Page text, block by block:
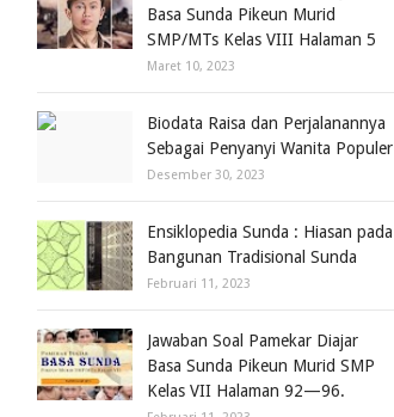
Basa Sunda Pikeun Murid
SMP/MTs Kelas VIII Halaman 5
Maret 10, 2023
Biodata Raisa dan Perjalanannya
Sebagai Penyanyi Wanita Populer
Desember 30, 2023
Ensiklopedia Sunda : Hiasan pada
Bangunan Tradisional Sunda
Februari 11, 2023
Jawaban Soal Pamekar Diajar
Basa Sunda Pikeun Murid SMP
Kelas VII Halaman 92—96.